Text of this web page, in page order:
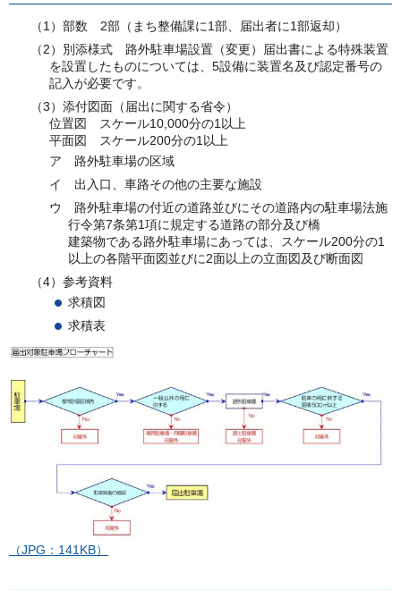
（1）部数 2部（まち整備課に1部、届出者に1部返却）
（2）別添様式
路外駐車場設置（変更）届出書による特殊装置
を設置したものについては、5設備に装置名及び認定番号の
記入が必要です。
（3）添付図面（届出に関する省令）
位置図
スケール10,000分の1以上
平面図
スケール200分の1以上
ア
路外駐車場の区域
イ
出 入口、車路その他の主要な施設
ウ
路外駐車場の付近の道路並びにその道路内の駐車場法施
行令第7条第1項に規定する道路の部分及び橋
建築物である路外駐車場にあっては、スケール200分の1
以上の各階平面図並びに2面以上の立面図及び断面図
（4）参考資料
求積図
求積表
（JPG：141KB）